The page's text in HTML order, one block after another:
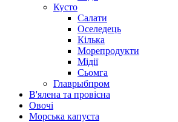
Кусто
Салати
Оселедець
Кілька
Морепродукти
Мідії
Сьомга
Главрыбпром
В'ялена та провісна
Овочі
Морська капуста